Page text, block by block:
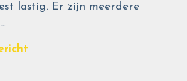
lastig. Er zijn meerdere